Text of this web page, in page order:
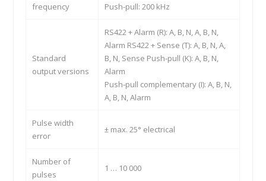
frequency
Push-pull: 200 kHz
Standard
output versions
RS422 + Alarm (R): A, B, N, A, B, N,
Alarm RS422 + Sense (T): A, B, N, A,
B, N, Sense Push-pull (K): A, B, N,
Alarm
Push-pull complementary (I): A, B, N,
A, B, N, Alarm
Pulse width
error
± max. 25° electrical
Number of
pulses
1 … 10 000